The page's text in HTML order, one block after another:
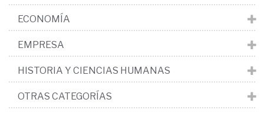
ECONOMÍA
EMPRESA
HISTORIA Y CIENCIAS HUMANAS
OTRAS CATEGORÍAS